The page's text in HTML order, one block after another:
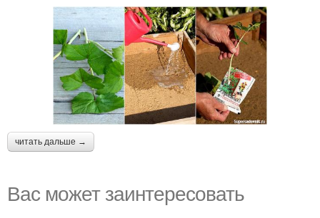
читать дальше →
Вас может заинтересовать